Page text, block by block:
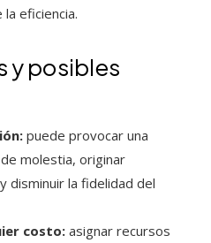
eficiencia.
y posibles
puede provocar una
molestia, originar
disminuir la fidelidad del
costo: asignar recursos